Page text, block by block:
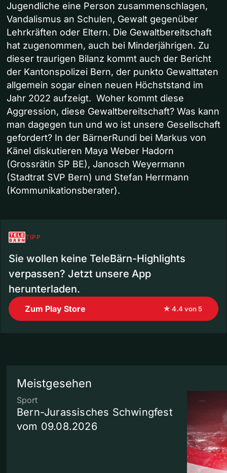
Jugendliche eine Person zusammenschlagen,
Vandalismus an Schulen, Gewalt gegenüber
Lehrkräften oder Eltern. Die Gewaltbereitschaft
hat zugenommen, auch bei Minderjährigen. Zu
dieser traurigen Bilanz kommt auch der Bericht
der Kantonspolizei Bern, der punkto Gewalttaten
allgemein sogar einen neuen Höchststand im
Jahr 2022 aufzeigt. Woher kommt diese
Aggression, diese Gewaltbereitschaft? Was kann
man dagegen tun und wo ist unsere Gesellschaft
gefordert? In der BärnerRundi bei Markus von
Känel diskutieren Maya Weber Hadorn
(Grossrätin SP BE), Janosch Weyermann
(Stadtrat SVP Bern) und Stefan Herrmann
(Kommunikationsberater).
TIPP
Sie wollen keine TeleBärn-Highlights
verpassen? Jetzt unsere App
herunterladen.
Zum Play Store ★ 4.4 von 5
Meistgesehen
Sport
Bern-Jurassisches Schwingfest
vom 09.08.2026